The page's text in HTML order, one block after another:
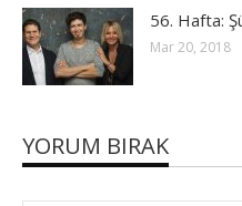
56. Hafta:
Mar 20, 2018
YORUM BIRAK